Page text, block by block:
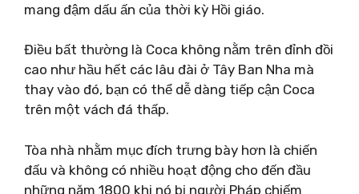
mang đậm dấu ấn của thời kỳ Hồi giáo.
Điều bất thường là Coca không nằm trên đỉnh đồi
cao như hầu hết các lâu đài ở Tây Ban Nha mà
thay vào đó, bạn có thể dễ dàng tiếp cận Coca
trên một vách đá thấp.
Tòa nhà nhằm mục đích trưng bày hơn là chiến
đấu và không có nhiều hoạt động cho đến đầu
những năm 1800 khi nó bị người Pháp chiếm